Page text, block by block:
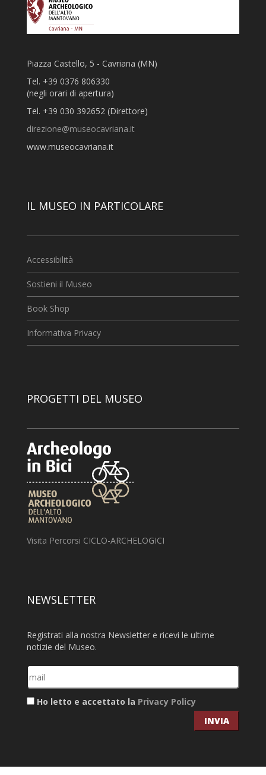
Piazza Castello, 5 - Cavriana (MN)
Tel. +39 0376 806330
(negli orari di apertura)
Tel. +39 030 392652 (Direttore)
direzione@museocavriana.it
www.museocavriana.it
IL MUSEO IN PARTICOLARE
Accessibilità
Sostieni il Museo
Book Shop
Informativa Privacy
PROGETTI DEL MUSEO
Visita Percorsi CICLO-ARCHELOGICI
NEWSLETTER
Registrati alla nostra Newsletter e ricevi le ultime
notizie del Museo.
Ho letto e accettato la Privacy Policy
INVIA